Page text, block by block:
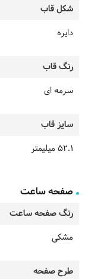
شکل قاب
دایره
رنگ قاب
سرمه ای
سایز قاب
52.1 میلیمتر
صفحه ساعت
رنگ صفحه ساعت
مشکی
طرح صفحه